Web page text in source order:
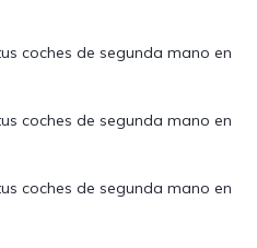
coches de segunda mano en
coches de segunda mano en
coches de segunda mano en